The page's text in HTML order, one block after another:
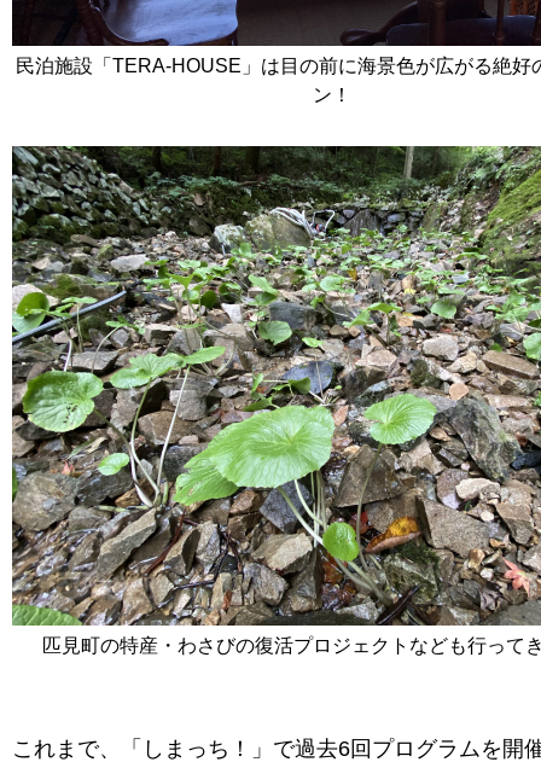
民泊施設「TERA-HOUSE」は目の前に海景色が広がる絶好
ン！
匹見町の特産・わさびの復活プロジェクトなども行って
これまで、「しまっち！」で過去6回プログラムを開